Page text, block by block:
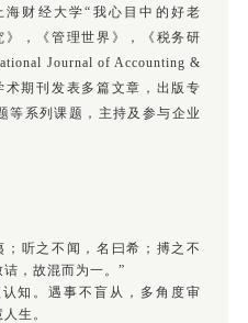
财经大学“我心目中的好老
》，《管理世界》，《税务研
Journal of Accounting &
术期刊发表多篇文章，出版专
等系列课题，主持及参与企业
听之不闻，名曰希；搏之不
，故混而为一。”
知。遇事不盲从，多角度审
生。